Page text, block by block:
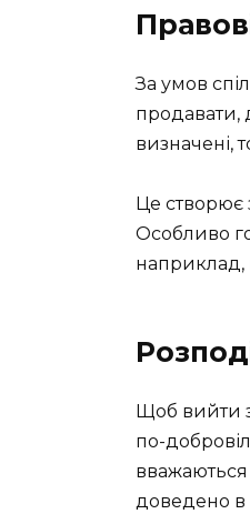
За умов
продавати,
визначені,
Це створює
Особливо
наприклад,
Щоб вийти
по-
доведено в